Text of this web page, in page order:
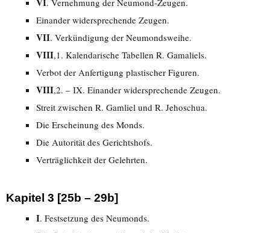
. Vernehmung der Neumond-Zeugen.
Einander widersprechende Zeugen.
VII. Verkündigung der Neumondsweihe.
VIII,1. Kalendarische Tabellen R. Gamaliels.
Verbot der Anfertigung plastischer Figuren.
VIII,2. – IX. Einander widersprechende Zeugen.
Streit zwischen R. Gamliel und R. Jehoschua.
Die Erscheinung des Monds.
Die Autorität des Gerichtshofs.
Verträglichkeit der Gelehrten.
Kapitel 3 [25b – 29b]
I. Festsetzung des Neumonds.